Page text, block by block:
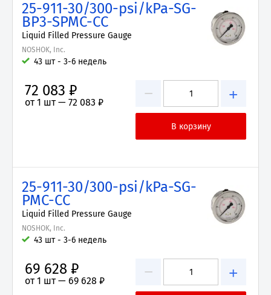
25-911-30/300-psi/kPa-SG-
BP3-SPMC-CC
Liquid Filled Pressure Gauge
NOSHOK, Inc.
43 шт - 3-6 недель
− +
72 083 ₽
от 1 шт — 72 083 ₽
25-911-30/300-psi/kPa-SG-
PMC-CC
Liquid Filled Pressure Gauge
NOSHOK, Inc.
43 шт - 3-6 недель
− +
69 628 ₽
от 1 шт — 69 628 ₽